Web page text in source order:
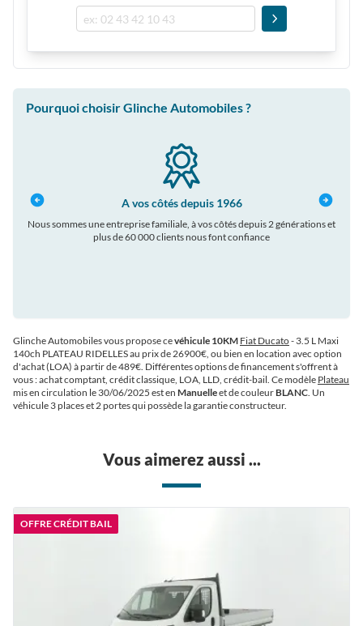
Pourquoi choisir Glinche Automobiles ?
A vos côtés depuis 1966
Nous sommes une entreprise familiale, à vos côtés depuis 2 générations et
plus de 60 000 clients nous font confiance
Glinche Automobiles vous propose cevéhicule 10KM Fiat Ducato- 3.5 L Maxi
140ch PLATEAU RIDELLES au prix de 26900€, ou bien en location avec option
d'achat (LOA) à partir de 489€. Différentes options de financement s'offrent à
vous : achat comptant, crédit classique, LOA, LLD, crédit-bail. Ce modèle Plateau
mis en circulation le 30/06/2025 est en Manuelleet de couleurBLANC. Un
véhicule 3 places et 2 portes qui possède la garantie constructeur.
Vous aimerez aussi ...
OFFRE CRÉDIT BAIL